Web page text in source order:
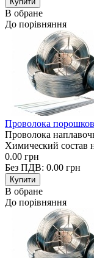
В обране
До порівняння
Проволока
Проволока
Химический состав
0.00 грн
Без ПДВ: 0.00 грн
В обране
До порівняння